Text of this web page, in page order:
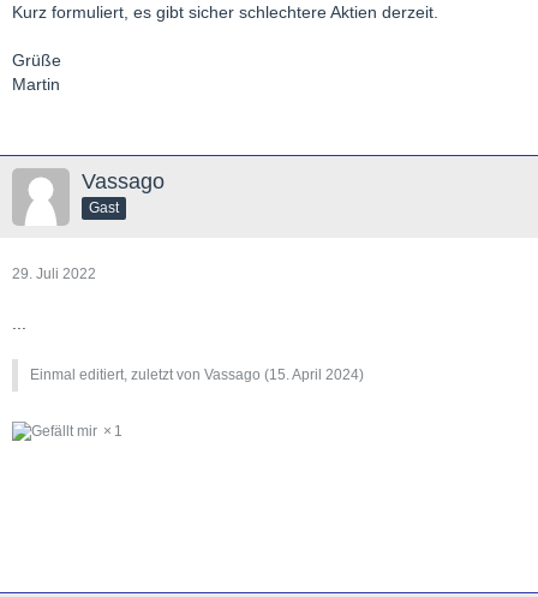
Kurz formuliert, es gibt sicher schlechtere Aktien derzeit.
Grüße
Martin
Vassago
Gast
29. Juli 2022
Einmal editiert, zuletzt von Vassago (15. April 2024)
1